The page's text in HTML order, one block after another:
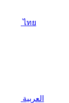
ไทย
العربية